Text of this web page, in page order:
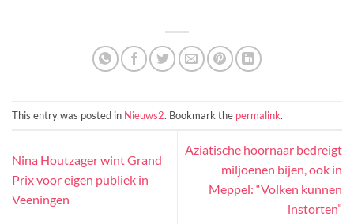
This entry was posted in Nieuws2. Bookmark the permalink.
Nina Houtzager wint Grand
Prix voor eigen publiek in
Veeningen
Aziatische hoornaar bedreigt
miljoenen bijen, ook in
Meppel: “Volken kunnen
instorten”